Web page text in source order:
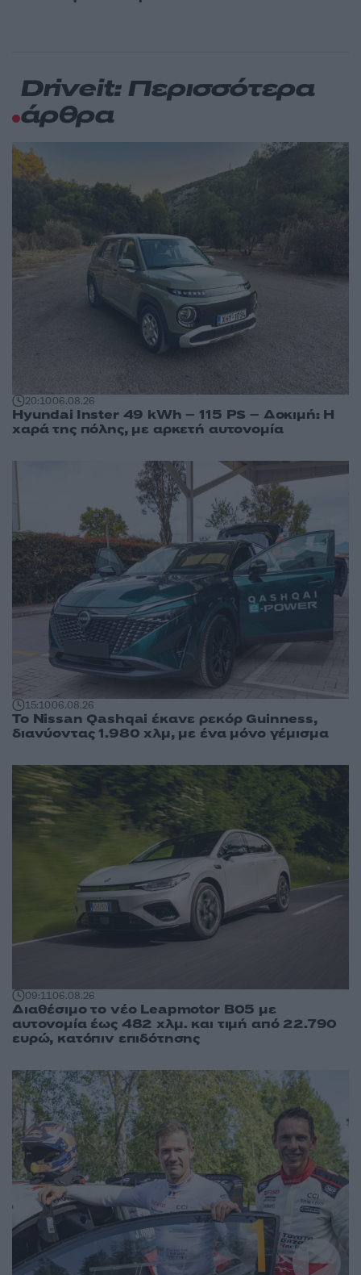
Driveit: Περισσότερα
άρθρα
20:1006.08.26
Hyundai Inster 49 kWh – 115 PS – Δοκιμή: Η
χαρά της πόλης, με αρκετή αυτονομία
15:1006.08.26
Το Nissan Qashqai έκανε ρεκόρ Guinness,
διανύοντας 1.980 χλμ, με ένα μόνο γέμισμα
09:1106.08.26
Διαθέσιμο το νέο Leapmotor B05 με
αυτονομία έως 482 χλμ. και τιμή από 22.790
ευρώ, κατόπιν επιδότησης